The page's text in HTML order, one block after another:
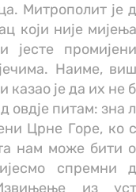
Митрополит је
који није
јесте
Наиме,
казао је да их не
овдје питам: зна
Црне Горе, ко
нам може бити
спремни
из